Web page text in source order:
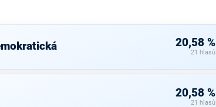
20,58 %
21 hlasů
20,58 %
21 hlasů